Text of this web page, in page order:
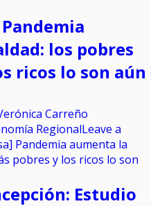
los pobres
ricos lo son aún
Carreño
RegionalLeave a
Pandemia aumenta la
pobres y los ricos lo son
Estudio